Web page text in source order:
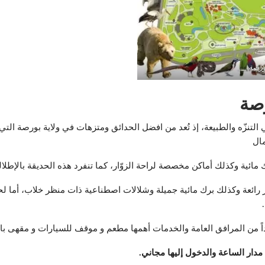
التنزّه والطبيعة، إذ تُعد من افضل الحدائق ومتزهات في ولاية بورصة
وكذلك أماكن مخصصة لراحة الزوّار، كما تنفرد هذه الحديقة
رائعة وكذلك برك مائية جميلة وشلالات اصطناعية ذات منظر خلاب،
المرافق العامة والخدمات أهمها مطعم و موقف للسيارات و مقهى
الساعة والدخول إليها مجاني.